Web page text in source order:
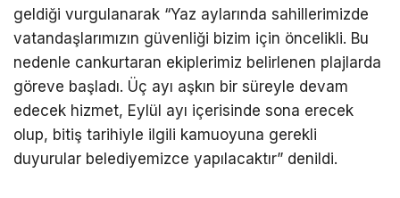
geldiği vurgulanarak “Yaz aylarında sahillerimizde
vatandaşlarımızın güvenliği bizim için öncelikli. Bu
nedenle cankurtaran ekiplerimiz belirlenen plajlarda
göreve başladı. Üç ayı aşkın bir süreyle devam
edecek hizmet, Eylül ayı içerisinde sona erecek
olup, bitiş tarihiyle ilgili kamuoyuna gerekli
duyurular belediyemizce yapılacaktır” denildi.